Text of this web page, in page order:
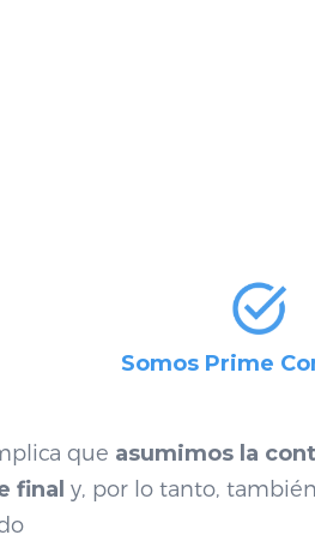
Somos Prime
que asumimos la
final y, por lo tanto,